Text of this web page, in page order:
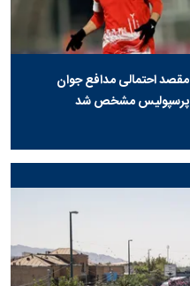
مقصد احتمالی مدافع جوان
پرسپولیس مشخص شد